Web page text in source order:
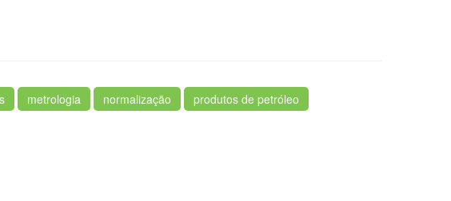
metrologia normalização
produtos de petróleo